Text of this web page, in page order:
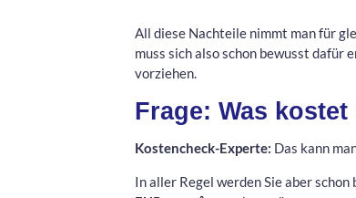
All diese Nachteile nimmt man für
muss sich also schon bewusst
vorziehen.
Frage: Was
Kostencheck-Experte: Das kann
In aller Regel werden Sie aber